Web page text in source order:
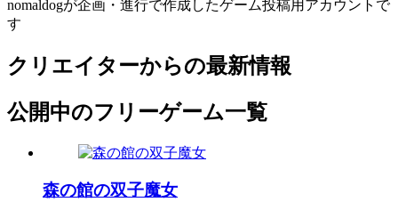
nomaldogが企画・進行で作成したゲーム投稿用アカウントで
す
クリエイターからの最新情報
公開中のフリーゲーム一覧
森の館の双子魔女